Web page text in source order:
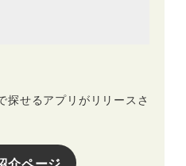
探せるアプリがリリースさ